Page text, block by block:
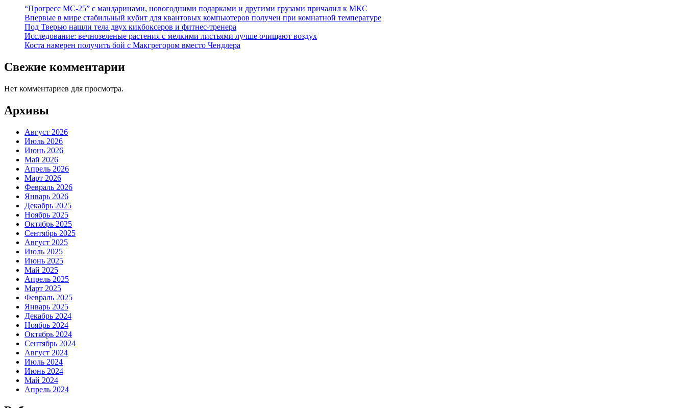
“Прогресс МС-25” с мандаринами, новогодними подарками и другими грузами причалил к МКС
Впервые в мире стабильный кубит для квантовых компьютеров получен при комнатной температуре
Под Тверью нашли тела двух кикбоксеров и фитнес-тренера
Исследование: вечнозеленые растения с мелкими листьями лучше очищают воздух
Коста намерен получить бой с Макгрегором вместо Чендлера
Свежие комментарии
Нет комментариев для просмотра.
Архивы
Август 2026
Июль 2026
Июнь 2026
Май 2026
Апрель 2026
Март 2026
Февраль 2026
Январь 2026
Декабрь 2025
Ноябрь 2025
Октябрь 2025
Сентябрь 2025
Август 2025
Июль 2025
Июнь 2025
Май 2025
Апрель 2025
Март 2025
Февраль 2025
Январь 2025
Декабрь 2024
Ноябрь 2024
Октябрь 2024
Сентябрь 2024
Август 2024
Июль 2024
Июнь 2024
Май 2024
Апрель 2024